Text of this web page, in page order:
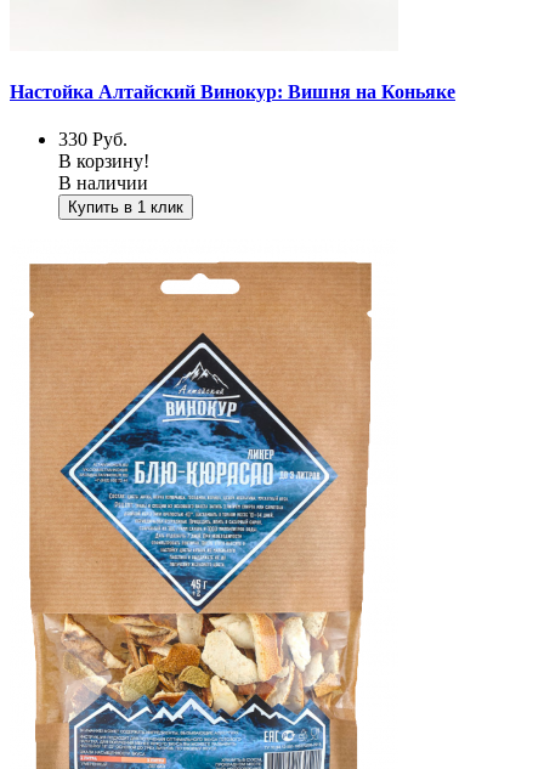
Настойка Алтайский Винокур: Вишня на Коньяке
330 Руб.
В корзину!
В наличии
Купить в 1 клик